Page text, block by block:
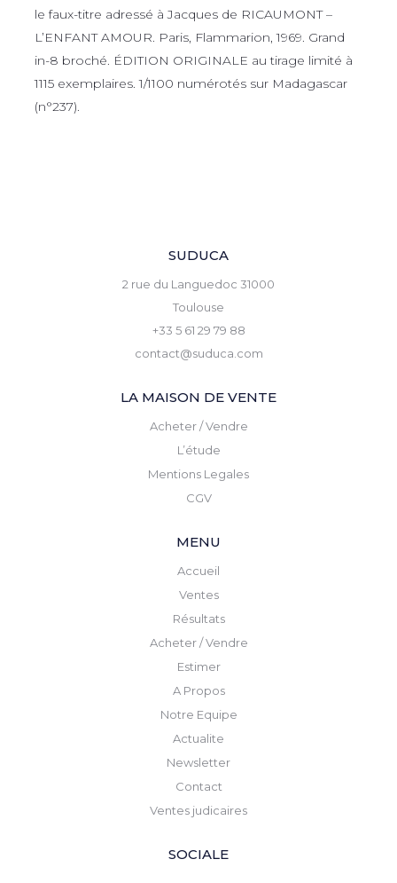
le faux-titre adressé à Jacques de RICAUMONT –
L’ENFANT AMOUR. Paris, Flammarion, 1969. Grand
in-8 broché. ÉDITION ORIGINALE au tirage limité à
1115 exemplaires. 1/1100 numérotés sur Madagascar
(n°237).
SUDUCA
2 rue du Languedoc 31000
Toulouse
+33 5 61 29 79 88
contact@suduca.com
LA MAISON DE VENTE
Acheter / Vendre
L’étude
Mentions Legales
CGV
MENU
Accueil
Ventes
Résultats
Acheter / Vendre
Estimer
A Propos
Notre Equipe
Actualite
Newsletter
Contact
Ventes judicaires
SOCIALE